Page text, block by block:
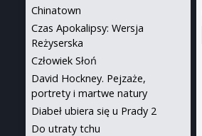
Chinatown
Czas Apokalipsy: Wersja
Reżyserska
Człowiek Słoń
David Hockney. Pejzaże,
portrety i martwe natury
Diabeł ubiera się u Prady 2
Do utraty tchu